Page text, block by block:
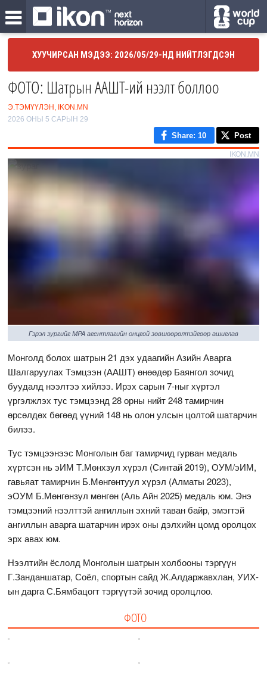
ХУУЧИРСАН МЭДЭЭ: 2026/05/29-НД НИЙТЛЭГДСЭН
ФОТО: Шатрын ААШТ-ий нээлт боллоо
Э.ТЭМҮҮЛЭН, IKON.MN
2026 ОНЫ 5 САРЫН 29
Share: 10 Post
IKON.MN
Гэрэл зургийг MPA агентлагийн онцгой зөвшөөрөлтэйгөөр ашиглав
Монголд болох шатрын 21 дэх удаагийн Азийн Аварга
Шалгаруулах Тэмцээн (ААШТ) өнөөдөр Баянгол зочид
буудалд нээлтээ хийлээ. Ирэх сарын 7-ныг хүртэл
үргэлжлэх тус тэмцээнд 28 орны нийт 248 тамирчин
өрсөлдөх бөгөөд үүний 148 нь олон улсын цолтой шатарчин
билээ.
Тус тэмцээнээс Монголын баг тамирчид гурван медаль
хүртсэн нь эИМ Т.Мөнхзул хүрэл (Синтай 2019), ОУМ/эИМ,
гавьяат тамирчин Б.Мөнгөнтуул хүрэл (Алматы 2023),
эОУМ Б.Мөнгөнзул мөнгөн (Аль Айн 2025) медаль юм. Энэ
тэмцээний нээлттэй ангиллын эхний таван байр, эмэгтэй
ангиллын аварга шатарчин ирэх оны дэлхийн цомд оролцох
эрх авах юм.
Нээлтийн ёслолд Монголын шатрын холбооны тэргүүн
Г.Занданшатар, Соёл, спортын сайд Ж.Алдаржавхлан, УИХ-
ын дарга С.Бямбацогт тэргүүтэй зочид оролцлоо.
ФОТО